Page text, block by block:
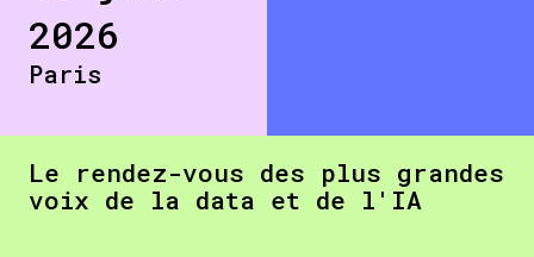
2026
Paris
Le rendez-vous des plus grandes
voix de la data et de l'IA